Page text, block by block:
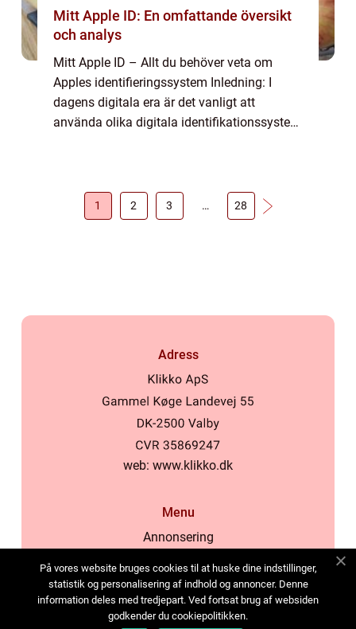
Mitt Apple ID: En omfattande översikt
och analys
Mitt Apple ID – Allt du behöver veta om
Apples identifieringssystem Inledning: I
dagens digitala era är det vanligt att
använda olika digitala identifikationssystem
1 2 3 … 28
Adress
web: www.klikko.dk
Menu
Annonsering
Cookies
Kontakta oss
Sitemap
På vores website bruges cookies til at huske dine indstillinger,
statistik og personalisering af indhold og annoncer. Denne
information deles med tredjepart. Ved fortsat brug af websiden
godkender du cookiepolitikken.